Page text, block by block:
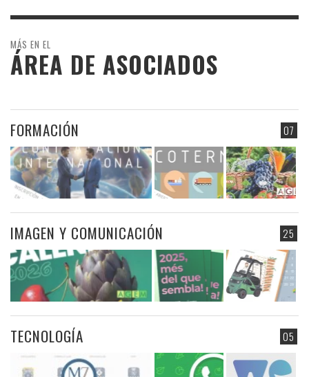
MÁS EN EL
ÁREA DE ASOCIADOS
07
FORMACIÓN
25
IMAGEN Y COMUNICACIÓN
05
TECNOLOGÍA